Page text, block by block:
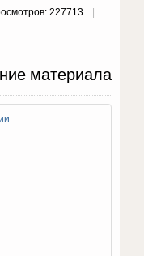
227713
материала